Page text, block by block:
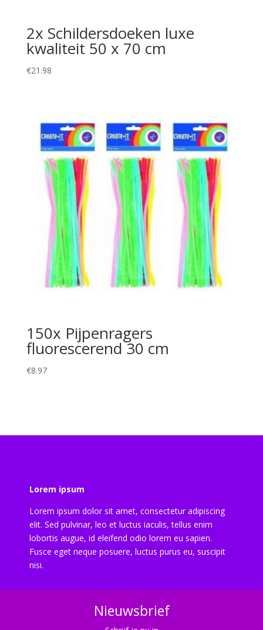
2x Schildersdoeken luxe
kwaliteit 50 x 70 cm
€21.98
150x Pijpenragers
fluorescerend 30 cm
€8.97
Lorem ipsum
Lorem ipsum dolor sit amet, consectetur adipiscing
elit. Sed pulvinar, leo et luctus iaculis, tellus enim
lobortis augue, id eleifend odio lorem eu sapien.
Fusce eget neque posuere, luctus purus eu, suscipit
nisi.
Nieuwsbrief